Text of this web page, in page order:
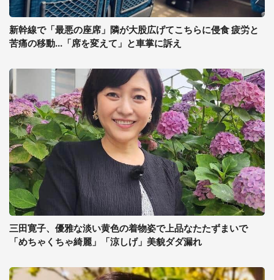
新幹線で「最悪の座席」隣が大股広げてこちらに侵食 疲労と
苦痛の移動...「席を変えて」と車掌に訴え
三田寛子、優雅な淡い黄色の着物姿で上品なたたずまいで
「めちゃくちゃ綺麗」「涼しげ」美貌ダダ漏れ